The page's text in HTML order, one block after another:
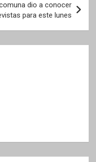
dio a conocer
para este lunes